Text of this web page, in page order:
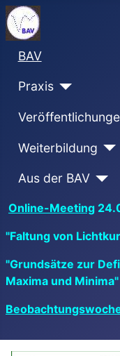
BAV
Praxis
Weiterbildung
Aus der BAV
Online-Meeting
"Faltung von
"Grundsätze zur
Maxima und